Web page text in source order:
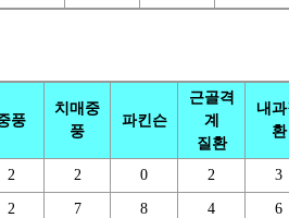
풍
치매중
풍
파킨슨
근골격
계
질환
내
환
2 2 0 2 3
2 7 8 4 6